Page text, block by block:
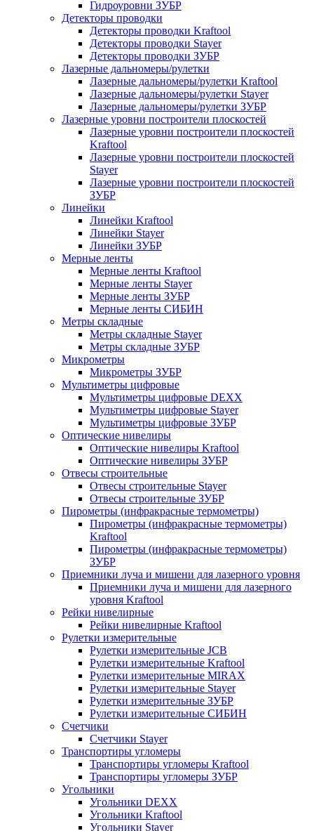
Гидроуровни ЗУБР
Детекторы проводки
Детекторы проводки Kraftool
Детекторы проводки Stayer
Детекторы проводки ЗУБР
Лазерные дальномеры/рулетки
Лазерные дальномеры/рулетки Kraftool
Лазерные дальномеры/рулетки Stayer
Лазерные дальномеры/рулетки ЗУБР
Лазерные уровни построители плоскостей
Лазерные уровни построители плоскостей
Kraftool
Лазерные уровни построители плоскостей
Stayer
Лазерные уровни построители плоскостей
ЗУБР
Линейки
Линейки Kraftool
Линейки Stayer
Линейки ЗУБР
Мерные ленты
Мерные ленты Kraftool
Мерные ленты Stayer
Мерные ленты ЗУБР
Мерные ленты СИБИН
Метры складные
Метры складные Stayer
Метры складные ЗУБР
Микрометры
Микрометры ЗУБР
Мультиметры цифровые
Мультиметры цифровые DEXX
Мультиметры цифровые Stayer
Мультиметры цифровые ЗУБР
Оптические нивелиры
Оптические нивелиры Kraftool
Оптические нивелиры ЗУБР
Отвесы строительные
Отвесы строительные Stayer
Отвесы строительные ЗУБР
Пирометры (инфракрасные термометры)
Пирометры (инфракрасные термометры)
Kraftool
Пирометры (инфракрасные термометры)
ЗУБР
Приемники луча и мишени для лазерного уровня
Приемники луча и мишени для лазерного
уровня Kraftool
Рейки нивелирные
Рейки нивелирные Kraftool
Рулетки измерительные
Рулетки измерительные JCB
Рулетки измерительные Kraftool
Рулетки измерительные MIRAX
Рулетки измерительные Stayer
Рулетки измерительные ЗУБР
Рулетки измерительные СИБИН
Счетчики
Счетчики Stayer
Транспортиры угломеры
Транспортиры угломеры Kraftool
Транспортиры угломеры ЗУБР
Угольники
Угольники DEXX
Угольники Kraftool
Угольники Stayer